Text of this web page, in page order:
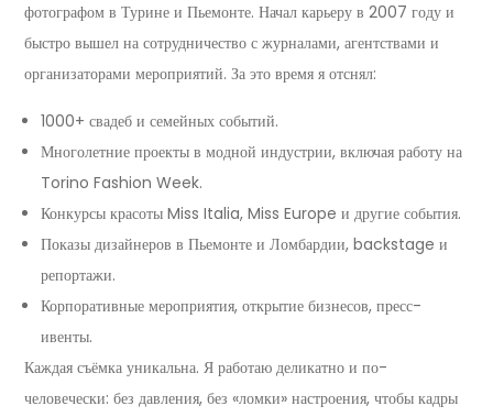
фотографом в Турине и Пьемонте. Начал карьеру в 2007 году и
быстро вышел на сотрудничество с журналами, агентствами и
организаторами мероприятий. За это время я отснял:
1000+ свадеб и семейных событий.
Многолетние проекты в модной индустрии, включая работу на
Torino Fashion Week.
Конкурсы красоты Miss Italia, Miss Europe и другие события.
Показы дизайнеров в Пьемонте и Ломбардии, backstage и
репортажи.
Корпоративные мероприятия, открытие бизнесов, пресс-
ивенты.
Каждая съёмка уникальна. Я работаю деликатно и по-
человечески: без давления, без «ломки» настроения, чтобы кадры